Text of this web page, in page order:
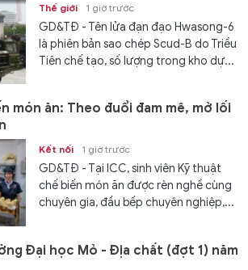
Thế giới 1 giờ trước
GD&TĐ - Tên lửa đạn đạo Hwasong-6
là phiên bản sao chép Scud-B do Triều
Tiên chế tạo, số lượng trong kho dự...
món ăn: Theo đuổi đam mê, mở lối
Kết nối 1 giờ trước
GD&TĐ - Tại ICC, sinh viên Kỹ thuật
chế biến món ăn được rèn nghề cùng
chuyên gia, đầu bếp chuyên nghiệp,...
Đại học Mỏ - Địa chất (đợt 1) năm